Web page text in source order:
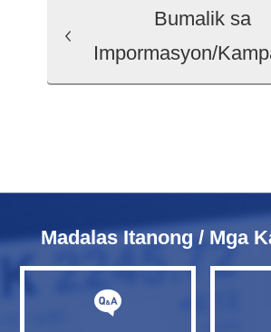
Bumalik sa
Impormasyon/
Madalas Itanong / Mga